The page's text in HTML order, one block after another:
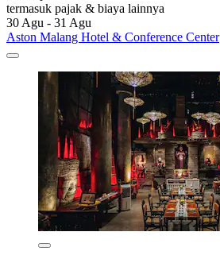
termasuk pajak & biaya lainnya
30 Agu - 31 Agu
Aston Malang Hotel & Conference Center